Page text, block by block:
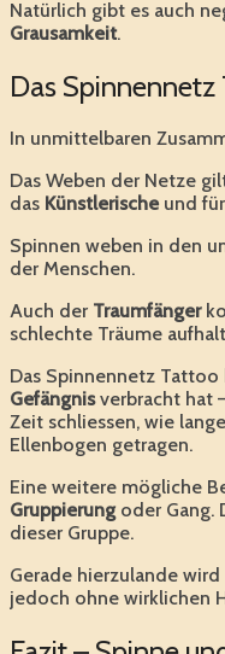
Natürlich gibt es auch
Grausamkeit.
Das
In unmittelbaren
Das Weben der Netze
das Künstlerische und für
Spinnen weben in den
der Menschen.
Auch der Traumfänger
schlechte Träume
Das Spinnennetz Tattoo
Gefängnisverbracht hat
Zeit schliessen, wie
Ellenbogen getragen.
Eine weitere mögliche
Gruppierung oder Gang.
dieser Gruppe.
Gerade hierzulande
jedoch ohne wirklichen